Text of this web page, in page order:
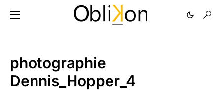
photographie
Dennis_Hopper_4